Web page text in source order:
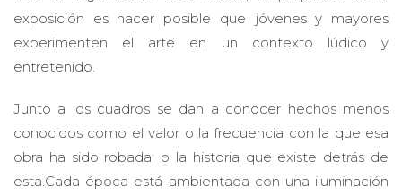
exposición es hacer posible que jóvenes y mayores
experimenten el arte en un contexto lúdico y
entretenido.
Junto a los cuadros se dan a conocer hechos menos
conocidos como el valor o la frecuencia con la que esa
obra ha sido robada; o la historia que existe detrás de
esta.Cada época está ambientada con una iluminación